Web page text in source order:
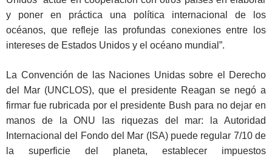
y poner en práctica una política internacional de los
océanos, que refleje las profundas conexiones entre los
intereses de Estados Unidos y el océano mundial”.
La Convención de las Naciones Unidas sobre el Derecho
del Mar (UNCLOS), que el presidente Reagan se negó a
firmar fue rubricada por el presidente Bush para no dejar en
manos de la ONU las riquezas del mar: la Autoridad
Internacional del Fondo del Mar (ISA) puede regular 7/10 de
la superficie del planeta, establecer impuestos